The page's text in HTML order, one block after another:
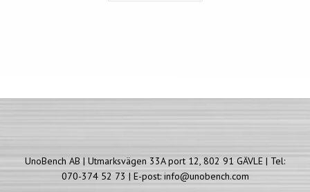
UnoBench AB | Utmarksvägen 33A port 12, 802 91 GÄVLE | Tel:
070-374 52 73 | E-post: info@unobench.com